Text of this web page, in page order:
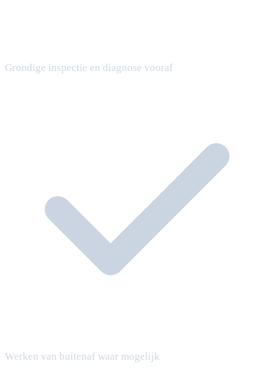
Grondige inspectie en diagnose vooraf
Werken van buitenaf waar mogelijk